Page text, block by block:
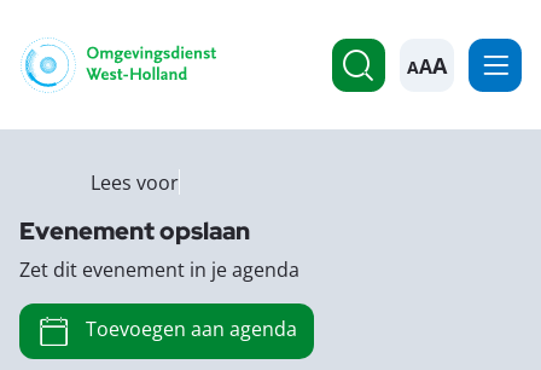
A
Lees voor
Evenement opslaan
Zet dit evenement in je agenda
Toevoegen aan agenda